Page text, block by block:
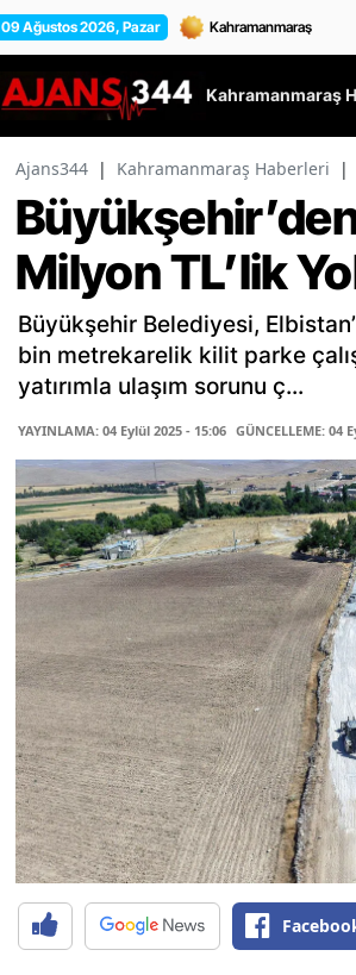
09 Ağustos 2026, Pazar
Kahramanmaraş
Ajans344 | Kahramanmaraş Haberleri |
Milyon TL’lik Yol
Büyükşehir Belediyesi,
bin metrekarelik kilit parke
yatırımla ulaşım sorunu ç...
YAYINLAMA: 04 Eylül 2025 - 15:06 GÜNCELLEME: 04